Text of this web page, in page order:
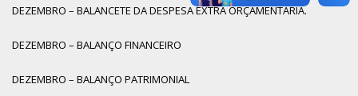
DEZEMBRO – BALANCETE DA DESPESA EXTRA ORÇAMENTÁRIA.
DEZEMBRO – BALANÇO FINANCEIRO
DEZEMBRO – BALANÇO PATRIMONIAL